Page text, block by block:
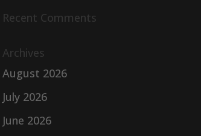
Recent Comments
Archives
August 2026
July 2026
June 2026